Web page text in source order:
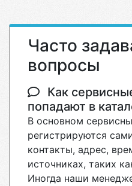
Часто
вопросы
Как
попадают в
В основном
регистрируются
контакты, адрес,
источниках, таких
Иногда наши